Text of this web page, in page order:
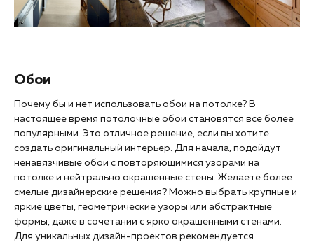
Обои
Почему бы и нет использовать обои на потолке? В
настоящее время потолочные обои становятся все более
популярными. Это отличное решение, если вы хотите
создать оригинальный интерьер. Для начала, подойдут
ненавязчивые обои с повторяющимися узорами на
потолке и нейтрально окрашенные стены. Желаете более
смелые дизайнерские решения? Можно выбрать крупные и
яркие цветы, геометрические узоры или абстрактные
формы, даже в сочетании с ярко окрашенными стенами.
Для уникальных дизайн-проектов рекомендуется